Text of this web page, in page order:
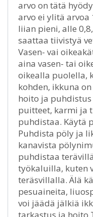
arvo on tätä
arvo ei ylitä arvoa
liian pieni, alle
saattaa tiivistyä
Vasen- vai
aina vasen- tai
oikealla puolella,
kohden, ikkuna
hoito ja puhdistus
puitteet, karmi ja
puhdistaa. Käytä
Puhdista pöly ja
kanavista
puhdistaa
työkaluilla, kuten
teräsvillalla. Älä
pesuaineita,
voi jäädä jälkiä